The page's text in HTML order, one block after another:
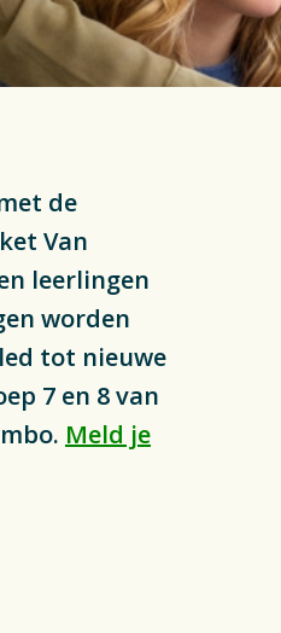
de
Van
leerlingen
worden
tot nieuwe
7 en 8 van
Meld je